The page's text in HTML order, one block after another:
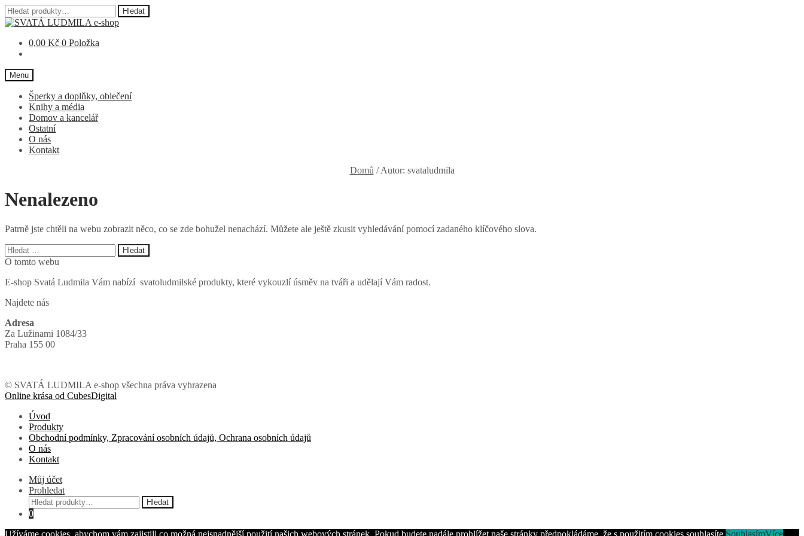
Hledat: Hledat
Přeskočit
navigaci
Přejít
obsahu
webu
0,00 Kč 0 Položka
Menu
Šperky a doplňky, oblečení
Knihy a média
Domov a kancelář
Ostatní
O nás
Kontakt
Domů /Autor: svataludmila
Nenalezeno
Patrně jste chtěli na webu zobrazit něco, co se zde bohužel nenachází. Můžete ale ještě zkusit vyhledávání pomocí zadaného klíčového slova.
Vyhledávání
O tomto webu
E-shop Svatá Ludmila Vám nabízí svatoludmilské produkty, které vykouzlí úsměv na tváři a udělají Vám radost.
Najdete nás
Adresa
Za Lužinami 1084/33
Praha 155 00
© SVATÁ LUDMILA e-shop všechna práva vyhrazena
Online krása od CubesDigital
Úvod
Produkty
Obchodní podmínky, Zpracování osobních údajů, Ochrana osobních údajů
O nás
Kontakt
Můj účet
Prohledat
Hledat:
Hledat
0
Užíváme cookies, abychom vám zajistili co možná nejsnadnější použití našich webových stránek. Pokud budete nadále prohlížet naše stránky předpokládáme, že s použitím cookies souhlasíte. SouhlasímVíce